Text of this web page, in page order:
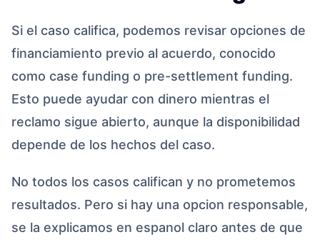
Si el caso califica, podemos revisar opciones de
financiamiento previo al acuerdo, conocido
como case funding o pre-settlement funding.
Esto puede ayudar con dinero mientras el
reclamo sigue abierto, aunque la disponibilidad
depende de los hechos del caso.
No todos los casos califican y no prometemos
resultados. Pero si hay una opcion responsable,
se la explicamos en espanol claro antes de que